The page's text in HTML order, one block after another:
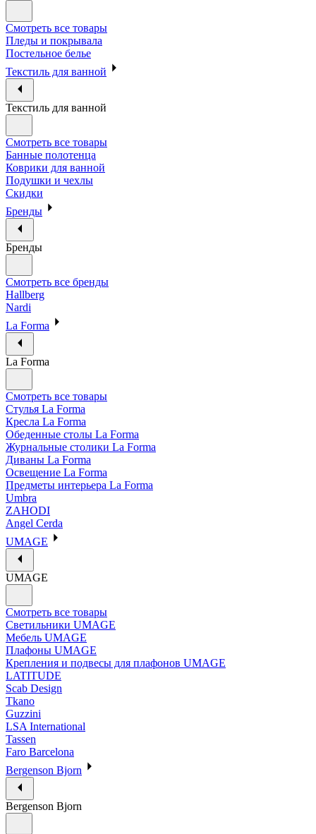
Смотреть все товары
Пледы и покрывала
Постельное белье
Текстиль для ванной
Текстиль для ванной
Смотреть все товары
Банные полотенца
Коврики для ванной
Подушки и чехлы
Скидки
Бренды
Бренды
Смотреть все бренды
Hallberg
Nardi
La Forma
La Forma
Смотреть все товары
Стулья La Forma
Кресла La Forma
Обеденные столы La Forma
Журнальные столики La Forma
Диваны La Forma
Освещение La Forma
Предметы интерьера La Forma
Umbra
ZAHODI
Angel Cerda
UMAGE
UMAGE
Смотреть все товары
Светильники UMAGE
Мебель UMAGE
Плафоны UMAGE
Крепления и подвесы для плафонов UMAGE
LATITUDE
Scab Design
Tkano
Guzzini
LSA International
Tassen
Faro Barcelona
Bergenson Bjorn
Bergenson Bjorn